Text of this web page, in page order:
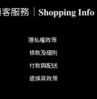
服務｜𝐒𝐡𝐨𝐩𝐩𝐢𝐧𝐠 𝐈𝐧𝐟𝐨
隱私權政策
條款及細則
付款與配送
退換貨政策